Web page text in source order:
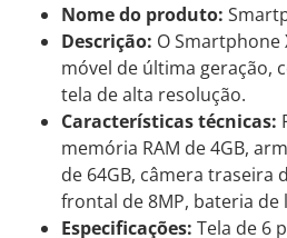
Nome do produto:
Descrição: O Smartphone
móvel de última geração,
tela de alta resolução.
Características técnicas:
memória RAM de 4GB,
de 64GB, câmera traseira
frontal de 8MP, bateria de
Especificações: Tela de 6